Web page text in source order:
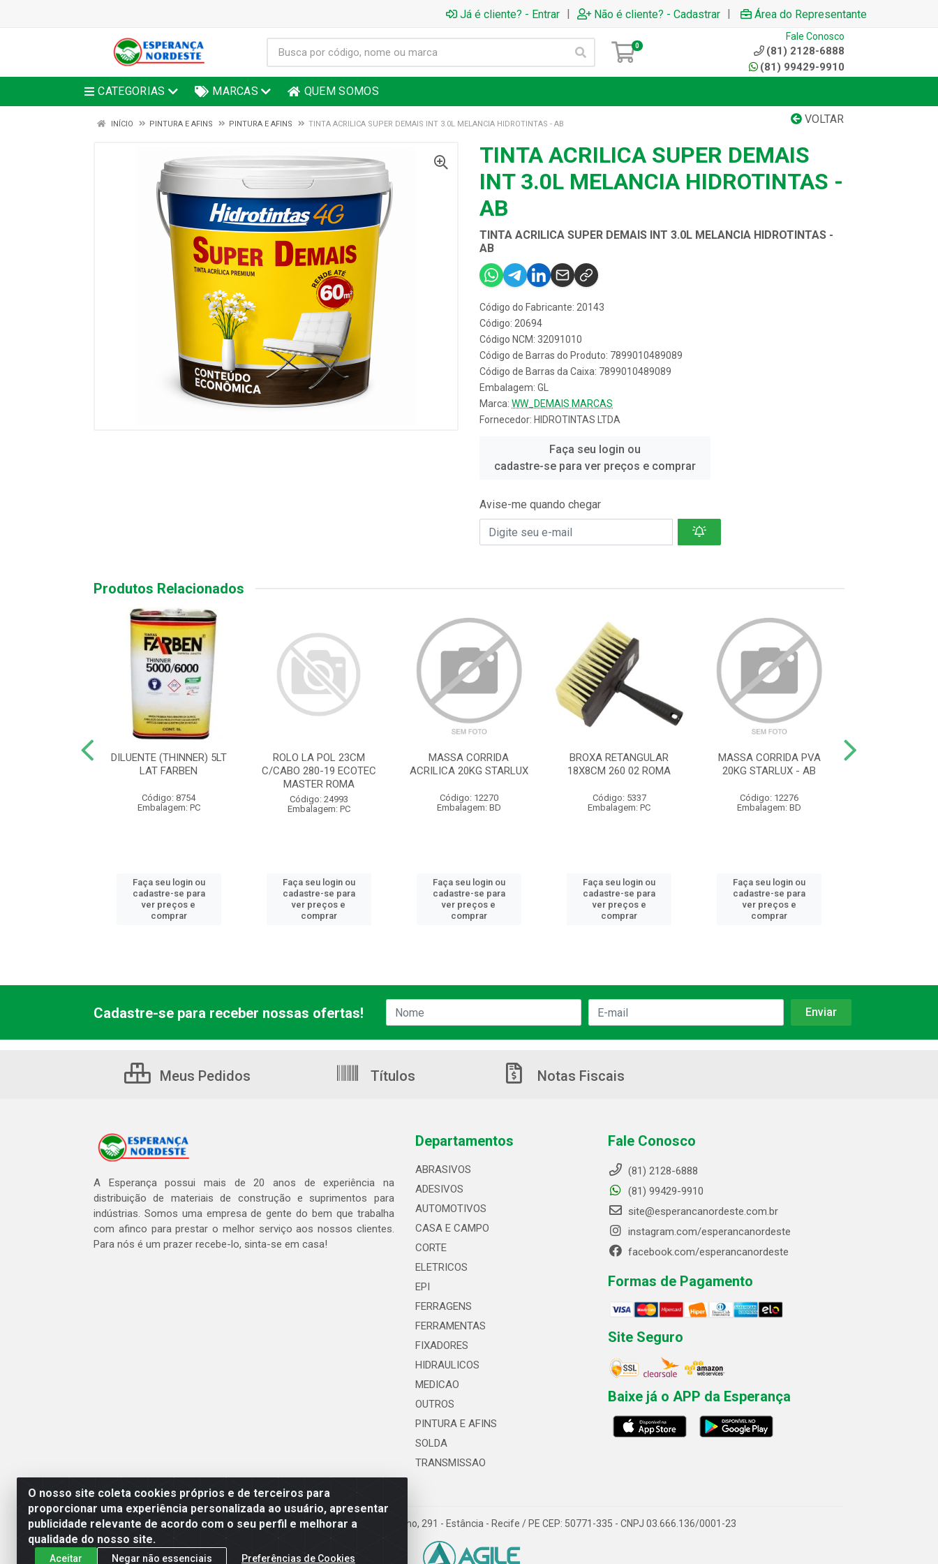
Já é cliente? - Entrar | Não é cliente? - Cadastrar | Área do Representante
0
Fale Conosco
(81) 2128-6888
(81) 99429-9910
CATEGORIAS MARCAS QUEM SOMOS
VOLTAR
INÍCIO PINTURA E AFINS PINTURA E AFINS TINTA ACRILICA SUPER DEMAIS INT 3.0L MELANCIA HIDROTINTAS - AB
TINTA ACRILICA SUPER DEMAIS
INT 3.0L MELANCIA HIDROTINTAS -
AB
TINTA ACRILICA SUPER DEMAIS INT 3.0L MELANCIA HIDROTINTAS -
AB
Código do Fabricante: 20143
Código: 20694
Código NCM: 32091010
Código de Barras do Produto: 7899010489089
Código de Barras da Caixa: 7899010489089
Embalagem: GL
Marca: WW_DEMAIS MARCAS
Fornecedor: HIDROTINTAS LTDA
Faça seu login ou
cadastre-se para ver preços e comprar
Avise-me quando chegar
Produtos Relacionados
DILUENTE (THINNER) 5LT
LAT FARBEN
Código: 8754
Embalagem: PC
Faça seu login ou
cadastre-se para
ver preços e
comprar
ROLO LA POL 23CM
C/CABO 280-19 ECOTEC
MASTER ROMA
Código: 24993
Embalagem: PC
Faça seu login ou
cadastre-se para
ver preços e
comprar
MASSA CORRIDA
ACRILICA 20KG STARLUX
Código: 12270
Embalagem: BD
Faça seu login ou
cadastre-se para
ver preços e
comprar
BROXA RETANGULAR
18X8CM 260 02 ROMA
Código: 5337
Embalagem: PC
Faça seu login ou
cadastre-se para
ver preços e
comprar
MASSA CORRIDA PVA
20KG STARLUX - AB
Código: 12276
Embalagem: BD
Faça seu login ou
cadastre-se para
ver preços e
comprar
O nosso site coleta cookies próprios e de terceiros para
proporcionar uma experiência personalizada ao usuário, apresentar
publicidade relevante de acordo com o seu perfil e melhorar a
qualidade do nosso site.
Aceitar Negar não essenciais Preferências de Cookies
Cadastre-se para receber nossas ofertas!
Meus Pedidos Títulos Notas Fiscais
A Esperança possui mais de 20 anos de experiência na
distribuição de materiais de construção e suprimentos para
indústrias. Somos uma empresa de gente do bem que trabalha
com afinco para prestar o melhor serviço aos nossos clientes.
Para nós é um prazer recebe-lo, sinta-se em casa!
Departamentos
ABRASIVOS
ADESIVOS
AUTOMOTIVOS
CASA E CAMPO
CORTE
ELETRICOS
EPI
FERRAGENS
FERRAMENTAS
FIXADORES
HIDRAULICOS
MEDICAO
OUTROS
PINTURA E AFINS
SOLDA
TRANSMISSAO
Fale Conosco
(81) 2128-6888
(81) 99429-9910
site@esperancanordeste.com.br
instagram.com/esperancanordeste
facebook.com/esperancanordeste
Formas de Pagamento
Site Seguro
Baixe já o APP da Esperança
Esperança Nordeste - Rua Professor Caldas Filho, 291 - Estância - Recife / PE CEP: 50771-335 - CNPJ 03.666.136/0001-23